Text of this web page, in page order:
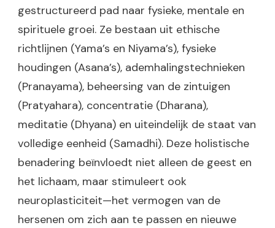
gestructureerd pad naar fysieke, mentale en
spirituele groei. Ze bestaan uit ethische
richtlijnen (Yama’s en Niyama’s), fysieke
houdingen (Asana’s), ademhalingstechnieken
(Pranayama), beheersing van de zintuigen
(Pratyahara), concentratie (Dharana),
meditatie (Dhyana) en uiteindelijk de staat van
volledige eenheid (Samadhi). Deze holistische
benadering beïnvloedt niet alleen de geest en
het lichaam, maar stimuleert ook
neuroplasticiteit—het vermogen van de
hersenen om zich aan te passen en nieuwe